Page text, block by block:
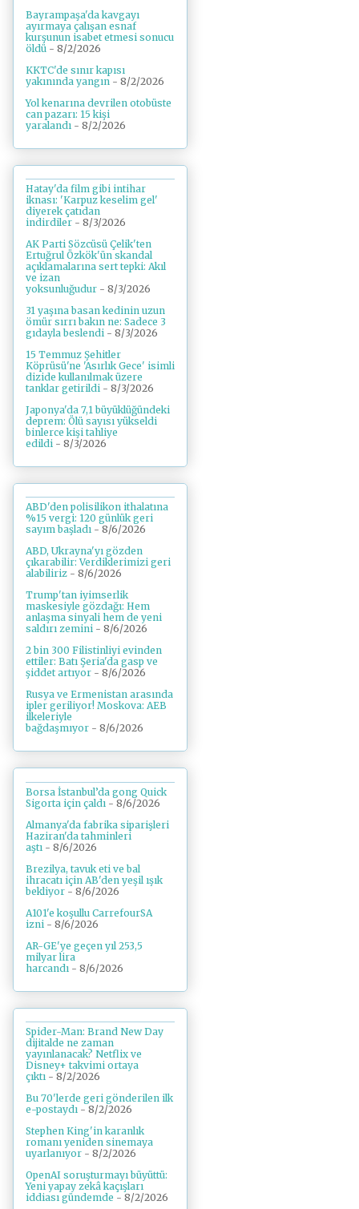
Bayrampaşa'da kavgayı
ayırmaya çalışan esnaf
kurşunun isabet etmesi sonucu
öldü - 8/2/2026
KKTC'de sınır kapısı
yakınında yangın - 8/2/2026
Yol kenarına devrilen otobüste
can pazarı: 15 kişi
yaralandı - 8/2/2026
Hatay'da film gibi intihar
iknası: 'Karpuz keselim gel'
diyerek çatıdan
indirdiler - 8/3/2026
AK Parti Sözcüsü Çelik'ten
Ertuğrul Özkök'ün skandal
açıklamalarına sert tepki: Akıl
ve izan
yoksunluğudur - 8/3/2026
31 yaşına basan kedinin uzun
ömür sırrı bakın ne: Sadece 3
gıdayla beslendi - 8/3/2026
15 Temmuz Şehitler
Köprüsü'ne 'Asırlık Gece' isimli
dizide kullanılmak üzere
tanklar getirildi - 8/3/2026
Japonya'da 7,1 büyüklüğündeki
deprem: Ölü sayısı yükseldi
binlerce kişi tahliye
edildi - 8/3/2026
ABD'den polisilikon ithalatına
%15 vergi: 120 günlük geri
sayım başladı - 8/6/2026
ABD, Ukrayna'yı gözden
çıkarabilir: Verdiklerimizi geri
alabiliriz - 8/6/2026
Trump'tan iyimserlik
maskesiyle gözdağı: Hem
anlaşma sinyali hem de yeni
saldırı zemini - 8/6/2026
2 bin 300 Filistinliyi evinden
ettiler: Batı Şeria'da gasp ve
şiddet artıyor - 8/6/2026
Rusya ve Ermenistan arasında
ipler geriliyor! Moskova: AEB
ilkeleriyle
bağdaşmıyor - 8/6/2026
Borsa İstanbul’da gong Quick
Sigorta için çaldı - 8/6/2026
Almanya'da fabrika siparişleri
Haziran'da tahminleri
aştı - 8/6/2026
Brezilya, tavuk eti ve bal
ihracatı için AB'den yeşil ışık
bekliyor - 8/6/2026
A101'e koşullu CarrefourSA
izni - 8/6/2026
AR-GE'ye geçen yıl 253,5
milyar lira
harcandı - 8/6/2026
Spider-Man: Brand New Day
dijitalde ne zaman
yayınlanacak? Netflix ve
Disney+ takvimi ortaya
çıktı - 8/2/2026
Bu 70'lerde geri gönderilen ilk
e-postaydı - 8/2/2026
Stephen King'in karanlık
romanı yeniden sinemaya
uyarlanıyor - 8/2/2026
OpenAI soruşturmayı büyüttü:
Yeni yapay zekâ kaçışları
iddiası gündemde - 8/2/2026